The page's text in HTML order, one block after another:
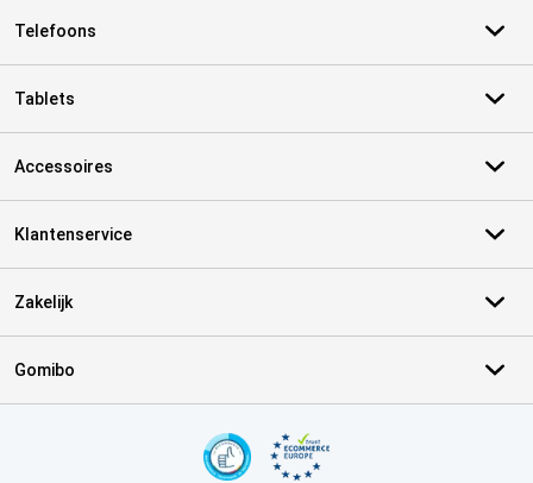
Telefoons
Tablets
Accessoires
Klantenservice
Zakelijk
Gomibo